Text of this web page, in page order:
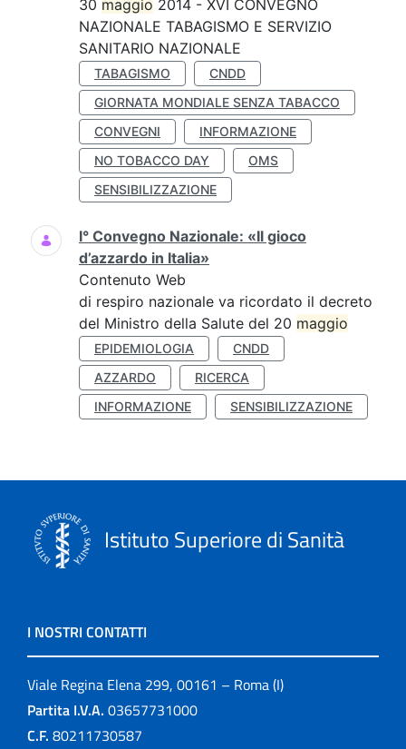
30 maggio 2014 - XVI CONVEGNO
NAZIONALE TABAGISMO E SERVIZIO
SANITARIO NAZIONALE
TABAGISMO
CNDD
GIORNATA MONDIALE SENZA TABACCO
CONVEGNI
INFORMAZIONE
NO TOBACCO DAY
OMS
SENSIBILIZZAZIONE
I° Convegno Nazionale: «Il gioco
d’azzardo in Italia»
Contenuto Web
di respiro nazionale va ricordato il decreto
del Ministro della Salute del 20 maggio
EPIDEMIOLOGIA
CNDD
AZZARDO
RICERCA
INFORMAZIONE
SENSIBILIZZAZIONE
Istituto Superiore di Sanità
I NOSTRI CONTATTI
Viale Regina Elena 299, 00161 – Roma (I)
Partita I.V.A. 03657731000
C.F. 80211730587